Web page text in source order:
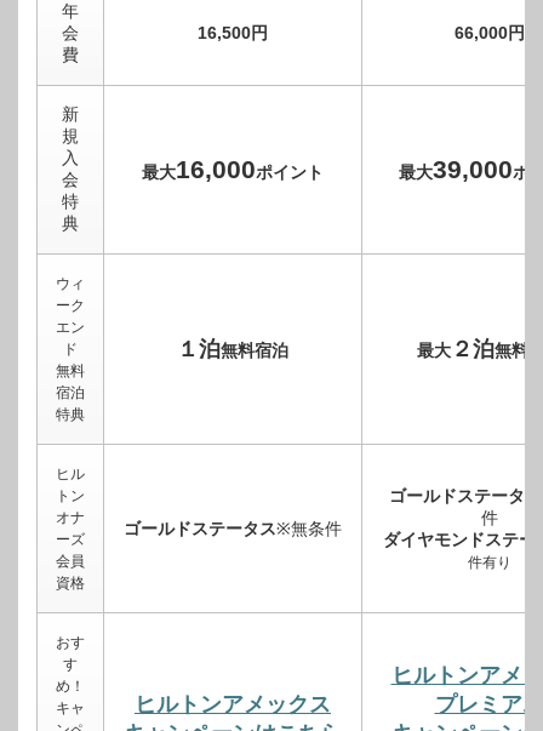
年
会
費
16,500円 66,000円
新
規
入
会
特
典
最大16,000ポイント 最大39,000ポ
ウィ
ーク
エン
ド
無料
宿泊
特典
１泊無料宿泊 最大２泊無料
ヒル
トン
オナ
ーズ
会員
資格
ゴールドステータス※無条件
ゴールドステータス
件
ダイヤモンドステー
件有り
おす
す
め！
キャ
ヒルトンアメックス
ヒルトンアメ
プレミアム